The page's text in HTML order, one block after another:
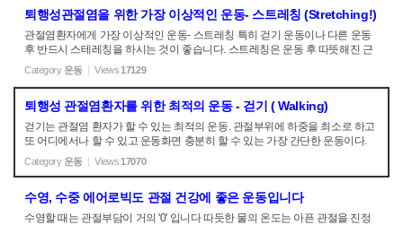
라스베리 시금치 3. 항염 기능을 가진 향료 오래가노 생강 세
이지 타임 터메릭 Diet for Osteoarthritis - Foods that fight infla
mmation Much of the pain that accompanies with arthritis is du
e to inflammation associated with the disease. To ease pain, y
ou will want to add foods that are inflammation fighters. Food
s...
퇴행성관절염을 위한 가장 이상적인 운동- 스트레칭 (Stretching!)
관절염환자에게 가장 이상적인 운동- 스트레칭 특히 걷기 운동이나 다른 운동
후 반드시 스테레칭을 하시는 것이 좋습니다. 스트레칭은 운동 후 따뜻해진 근
육을 이완시켜주고 더 유하게 합니다. 뼈와 관절 주변에 근육들이 팽팽해 지면
당연히 관절에 부담이 됩니다. 주변 근육도 압력이 가해지고 당연히 통증이 증
가됩니다. 스트레칭은 팽팽해지 근육을 풀어주게 되므로 당연히 통증이 감소하
게 됩니다
Category 운동 Views17129
퇴행성 관절염환자를 위한 최적의 운동 - 걷기 ( Walking)
걷기는 관절염 환자가 할 수 있는 최적의 운동. 관절부위에 하중을 최소로 하고
또 어디에서나 할 수 있고 운동화면 충분히 할 수 있는 가장 간단한 운동이다.
아프면 좀 천천히 걷고, 전에 운동한 경험이 없더라도 그냥 밖에서 할 수 있는
운동이다. 처음에는 2-3분으로 시작하다 매일 20분이상 걸을 수 있을 때까지
다 2. 관절에 윤활작용을 개선시킵니다. 3. 칼로리를 소모시켜 체중을 유지시켜
줍니다
Category 운동 Views17070
수영, 수중 에어로빅도 관절 건강에 좋은 운동입니다
수영할 때는 관절부담이 거의 '0' 입니다 따듯한 물의 온도는 아픈 관절을 진정